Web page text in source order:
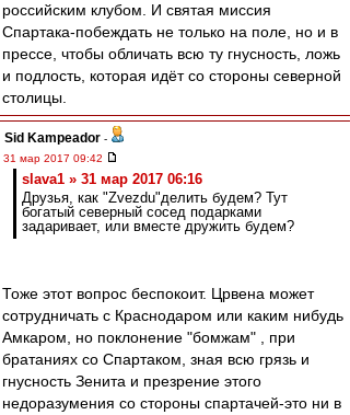
российским клубом. И святая миссия
Спартака-побеждать не только на поле, но и в
прессе, чтобы обличать всю ту гнусность, ложь
и подлость, которая идёт со стороны северной
столицы.
Sid Kampeador -
31 мар 2017 09:42
slava1 » 31 мар 2017 06:16
Друзья, как "Zvezdu"делить будем? Тут
богатый северный сосед подарками
задаривает, или вместе дружить будем?
Тоже этот вопрос беспокоит. Црвена может
сотрудничать с Краснодаром или каким нибудь
Амкаром, но поклонение "бомжам" , при
братаниях со Спартаком, зная всю грязь и
гнусность Зенита и презрение этого
недоразумения со стороны спартачей-это ни в